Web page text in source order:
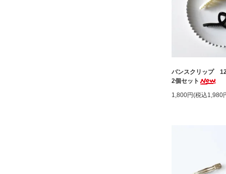
バンスクリップ
2個セット
1,800円(税込1,980